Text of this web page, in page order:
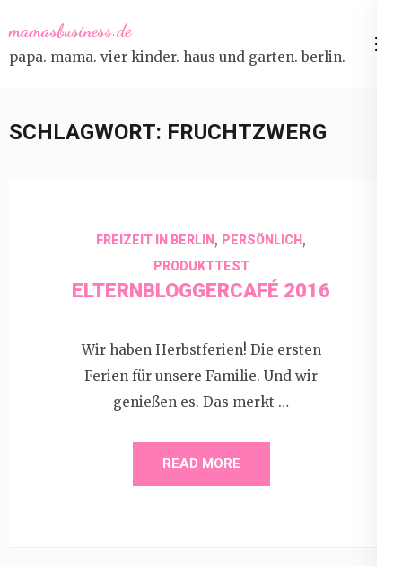
to
content
mamasbusiness.de
papa. mama. vier kinder. haus und garten. berlin.
SCHLAGWORT: FRUCHTZWERG
FREIZEIT IN BERLIN , PERSÖNLICH ,
PRODUKTTEST
ELTERNBLOGGERCAFÉ 2016
Wir haben Herbstferien! Die ersten
Ferien für unsere Familie. Und wir
genießen es. Das merkt …
READ MORE